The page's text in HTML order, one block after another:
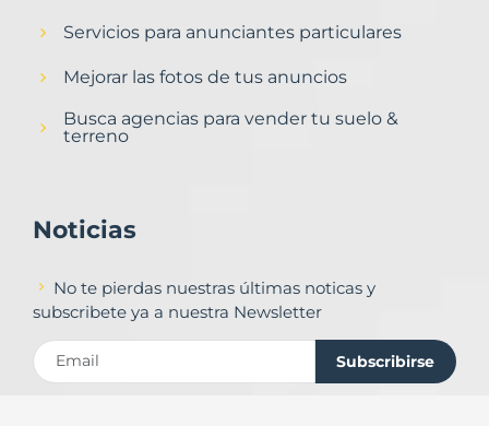
Servicios para anunciantes particulares
Mejorar las fotos de tus anuncios
Busca agencias para vender tu suelo &
terreno
Noticias
No te pierdas nuestras últimas noticas y
subscribete ya a nuestra Newsletter
Subscribirse